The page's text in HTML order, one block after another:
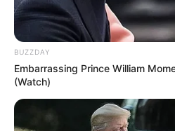
BUZZDAY
Embarrassing Prince William
(Watch)